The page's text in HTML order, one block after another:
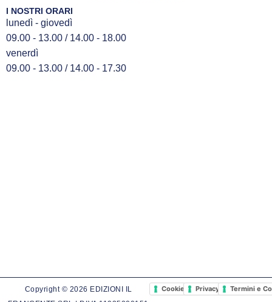
I NOSTRI ORARI
lunedì - giovedì
09.00 - 13.00 / 14.00 - 18.00
venerdì
09.00 - 13.00 / 14.00 - 17.30
Copyright © 2026 EDIZIONI IL
Cookie PolicyPrivacy PolicyTermini e